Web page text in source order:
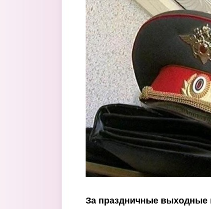
Перейти к основному содержанию
За праздничные выходные